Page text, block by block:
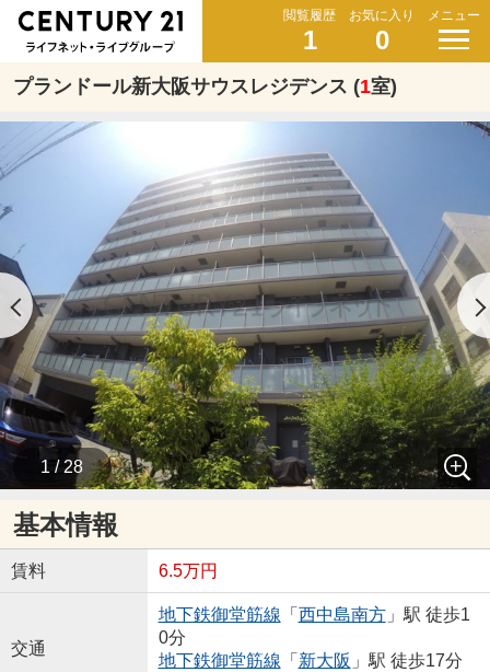
閲覧履歴
1
お気に入り
0
メニュー
プランドール新大阪サウスレジデンス (1室)
1 / 28
基本情報
賃料 6.5万円
交通
地下鉄御堂筋線 「 西中島南方」駅 徒歩1
0分
地下鉄御堂筋線 「 新大阪 」駅 徒歩17分